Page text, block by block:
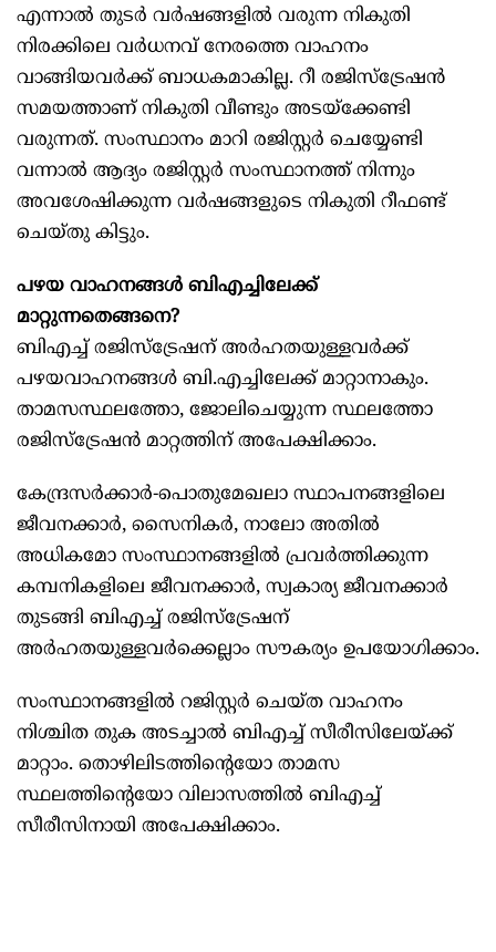
എന്നാൽ തുടർ വർഷങ്ങളിൽ വരുന്ന നികുതി
നിരക്കിലെ വർധനവ് നേരത്തെ വാഹനം
വാങ്ങിയവർക്ക് ബാധകമാകില്ല. റീ രജിസ്ട്രേഷൻ
സമയത്താണ് നികുതി വീണ്ടും അടയ്ക്കേണ്ടി
വരുന്നത്. സംസ്ഥാനം മാറി രജിസ്റ്റർ ചെയ്യേണ്ടി
വന്നാൽ ആദ്യം രജിസ്റ്റർ സംസ്ഥാനത്ത് നിന്നും
അവശേഷിക്കുന്ന വർഷങ്ങളുടെ നികുതി റീഫണ്ട്
ചെയ്തു കിട്ടും.
പഴയ വാഹനങ്ങൾ ബിഎച്ചിലേക്ക്
മാറ്റുന്നതെങ്ങനെ?
ബിഎച്ച് രജിസ്ട്രേഷന് അര്‍ഹതയുള്ളവര്‍ക്ക്
പഴയവാഹനങ്ങള്‍ ബി.എച്ചിലേക്ക് മാറ്റാനാകും.
താമസസ്ഥലത്തോ, ജോലിചെയ്യുന്ന സ്ഥലത്തോ
രജിസ്ട്രേഷന്‍ മാറ്റത്തിന് അപേക്ഷിക്കാം.
കേന്ദ്രസര്‍ക്കാര്‍-പൊതുമേഖലാ സ്ഥാപനങ്ങളിലെ
ജീവനക്കാര്‍, സൈനികര്‍, നാലോ അതിൽ
അധികമോ സംസ്ഥാനങ്ങളില്‍ പ്രവര്‍ത്തിക്കുന്ന
കമ്പനികളിലെ ജീവനക്കാര്‍, സ്വകാര്യ ജീവനക്കാർ
തുടങ്ങി ബിഎച്ച് രജിസ്ട്രേഷന്
അര്‍ഹതയുള്ളവര്‍ക്കെല്ലാം സൗകര്യം ഉപയോഗിക്കാം.
സംസ്ഥാനങ്ങളില്‍ റജിസ്റ്റര്‍ ചെയ്ത വാഹനം
നിശ്ചിത തുക അടച്ചാല്‍ ബിഎച്ച് സീരീസിലേയ്ക്ക്
മാറ്റാം. തൊഴിലിടത്തിന്റെയോ താമസ
സ്ഥലത്തിന്റെയോ വിലാസത്തില്‍ ബിഎച്ച്
സീരീസിനായി അപേക്ഷിക്കാം.